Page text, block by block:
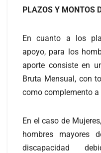
PLAZOS Y MONTOS
En cuanto a los
apoyo, para los
aporte consiste en
Bruta Mensual, con
como complemento
En el caso de
hombres mayores
discapacidad